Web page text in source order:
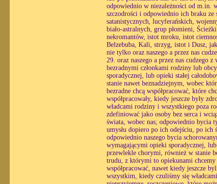
odpowiednio w niezależności od m.in.
szczodrości i odpowiednio ich braku
satanistycznych, lucyferańskich,
biało-astralnych, grup płomieni,
nekromantów, istot mroku, istot
Belzebuba, Kali, strzyg, istot i Dusz,
nie tylko oraz naszego a przez nas
29. oraz naszego a przez nas cudzego
bezradnymi członkami rodziny lub
sporadycznej, lub opieki stałej
stanie nawet beznadziejnym, wobec
bezradne chcą współpracować, które
współpracowały, kiedy jeszcze były
władcami rodziny i wszystkiego poza
zdefiniować jako osoby bez serca i
świata, wobec nas; odpowiednio bycia
umysłu dopiero po ich odejściu, po ich
odpowiednio naszego bycia
wymagającymi opieki sporadycznej,
przewlekle chorymi, również w stanie
trudu, z którymi to opiekunami
współpracować, nawet kiedy jeszcze
wszystkim, kiedy czuliśmy się